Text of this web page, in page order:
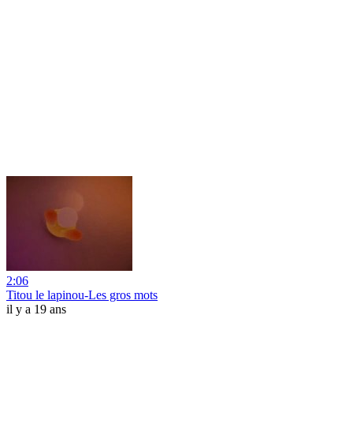
2:06
Titou le lapinou-Les gros mots
il y a 19 ans